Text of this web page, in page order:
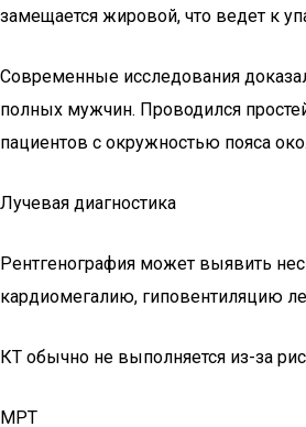
замещается жировой, что ведет к
Современные исследования
полных мужчин. Проводился
пациентов с окружностью пояса
Лучевая диагностика
Рентгенография может выявить
кардиомегалию, гиповентиляцию
КТ обычно не выполняется из-за
МРТ